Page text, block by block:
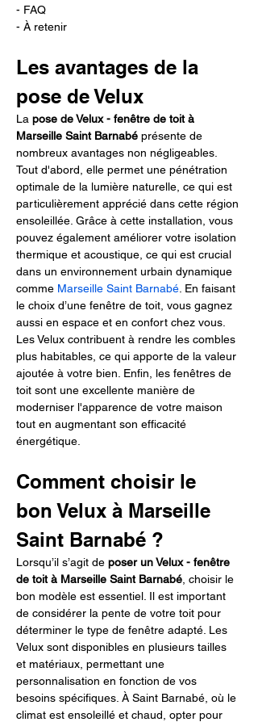
- FAQ
- À retenir
Les avantages de la
pose de Velux
La pose de Velux - fenêtre de toit à
Marseille Saint Barnabé présente de
nombreux avantages non négligeables.
Tout d'abord, elle permet une pénétration
optimale de la lumière naturelle, ce qui est
particulièrement apprécié dans cette région
ensoleillée. Grâce à cette installation, vous
pouvez également améliorer votre isolation
thermique et acoustique, ce qui est crucial
dans un environnement urbain dynamique
comme Marseille Saint Barnabé . En faisant
le choix d’une fenêtre de toit, vous gagnez
aussi en espace et en confort chez vous.
Les Velux contribuent à rendre les combles
plus habitables, ce qui apporte de la valeur
ajoutée à votre bien. Enfin, les fenêtres de
toit sont une excellente manière de
moderniser l'apparence de votre maison
tout en augmentant son efficacité
énergétique.
Comment choisir le
bon Velux à Marseille
Saint Barnabé ?
Lorsqu’il s’agit de poser un Velux - fenêtre
de toit à Marseille Saint Barnabé , choisir le
bon modèle est essentiel. Il est important
de considérer la pente de votre toit pour
déterminer le type de fenêtre adapté. Les
Velux sont disponibles en plusieurs tailles
et matériaux, permettant une
personnalisation en fonction de vos
besoins spécifiques. À Saint Barnabé, où le
climat est ensoleillé et chaud, opter pour